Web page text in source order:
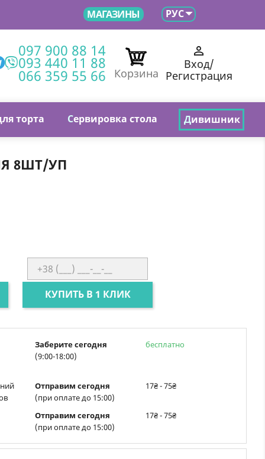
МАГАЗИНЫ РУС
торта Сервировка стола Дивишник
097 900 88 14
093 440 11 88
066 359 55 66 Корзина

Вход/
Регистрация
8ШТ/УП
КУПИТЬ В 1 КЛИК
Заберите сегодня
(9:00-18:00)
бесплатно
Отправим сегодня
(при оплате до 15:00)
17₴ - 75₴
Отправим сегодня
(при оплате до 15:00)
17₴ - 75₴